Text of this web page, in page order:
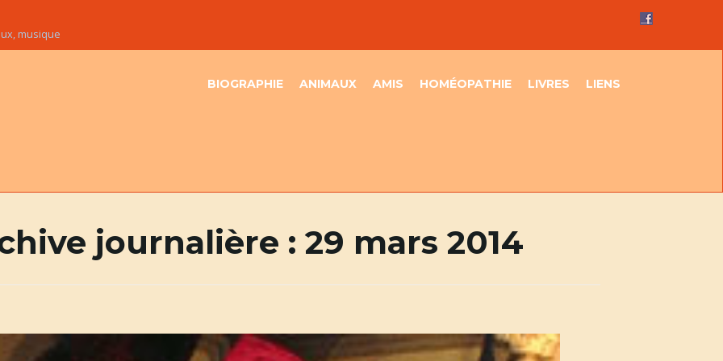
musique
BIOGRAPHIE ANIMAUX AMIS HOMÉOPATHIE LIVRES LIENS
journalière : 29 mars 2014